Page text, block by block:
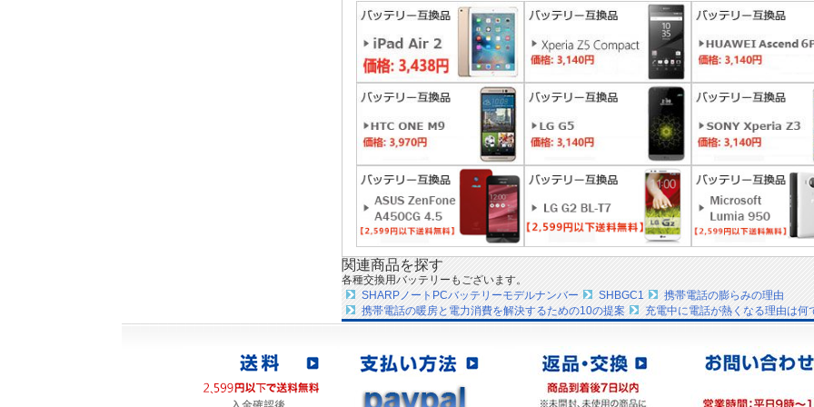
関連商品を探す
各種交換用バッテリーもございます。
SHARPノートPCバッテリーモデルナンバー
SHBGC1
携帯電話の膨らみの理由
携帯電話の暖房と電力消費を解決するための10の提案
充電中に電話が熱くなる理由は何